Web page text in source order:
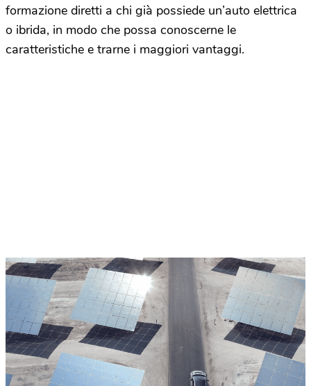
formazione diretti a chi già possiede un’auto elettrica
o ibrida, in modo che possa conoscerne le
caratteristiche e trarne i maggiori vantaggi.